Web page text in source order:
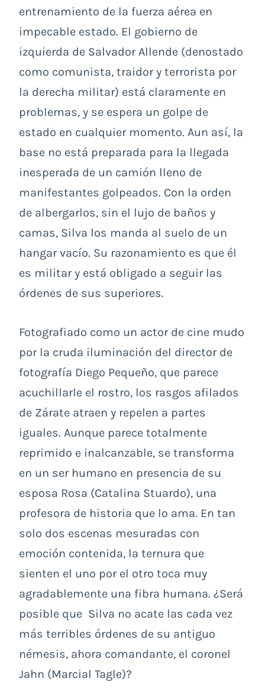
entrenamiento de la fuerza aérea en
impecable estado. El gobierno de
izquierda de Salvador Allende (denostado
como comunista, traidor y terrorista por
la derecha militar) está claramente en
problemas, y se espera un golpe de
estado en cualquier momento. Aun así, la
base no está preparada para la llegada
inesperada de un camión lleno de
manifestantes golpeados. Con la orden
de albergarlos, sin el lujo de baños y
camas, Silva los manda al suelo de un
hangar vacío. Su razonamiento es que él
es militar y está obligado a seguir las
órdenes de sus superiores.
Fotografiado como un actor de cine mudo
por la cruda iluminación del director de
fotografía Diego Pequeño, que parece
acuchillarle el rostro, los rasgos afilados
de Zárate atraen y repelen a partes
iguales. Aunque parece totalmente
reprimido e inalcanzable, se transforma
en un ser humano en presencia de su
esposa Rosa (Catalina Stuardo), una
profesora de historia que lo ama. En tan
solo dos escenas mesuradas con
emoción contenida, la ternura que
sienten el uno por el otro toca muy
agradablemente una fibra humana. ¿Será
posible que Silva no acate las cada vez
más terribles órdenes de su antiguo
némesis, ahora comandante, el coronel
Jahn (Marcial Tagle)?